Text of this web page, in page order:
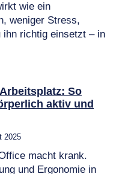
wie ein
weniger Stress,
ihn richtig einsetzt – in
So
aktiv und
2025
macht krank.
und Ergonomie in